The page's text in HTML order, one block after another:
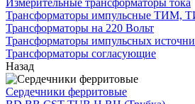
Измерительные трансформаторы тока
Трансформаторы импульсные ТИМ,
Трансформаторы на 220 Вольт
Трансформаторы импульсных
Трансформаторы согласующие
Назад
Сердечники ферритовые